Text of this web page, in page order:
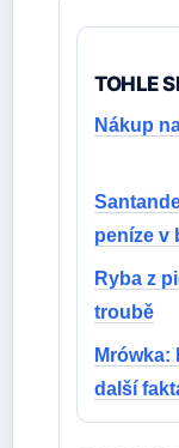
TOHLE
Nákup
peníze v
Ryba z
troubě
další